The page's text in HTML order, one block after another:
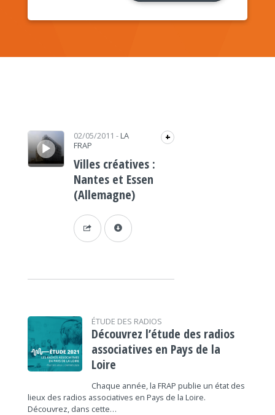
Lecteur audio 02/05/2011 - LA
FRAP
+
Villes créatives :
Nantes et Essen
(Allemagne)
ÉTUDE DES RADIOS
Découvrez l’étude des radios
associatives en Pays de la
Loire
Chaque année, la FRAP publie un état des
lieux des radios associatives en Pays de la Loire.
Découvrez, dans cette…